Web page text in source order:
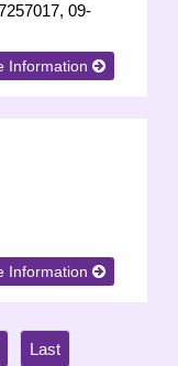
09-
Information
Information